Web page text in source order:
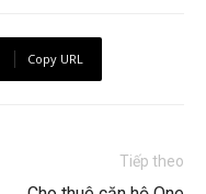
Copy URL
Tiếp theo